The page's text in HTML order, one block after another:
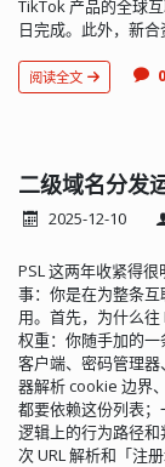
TikTok 产品的全球
日完成。此外，新
阅读全文
二级域名分发
2025-12-10
PSL 这两年收紧得
事：你是在为整条
用。首先，为什么往
权重：你随手加的
客户端、密码管理
器解析 cookie 边界
都要依赖这份列表
逻辑上的行为路径
次 URL 解析和「注